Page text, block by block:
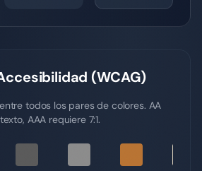
(WCAG)
todos los pares de colores. AA
AAA requiere 7:1.